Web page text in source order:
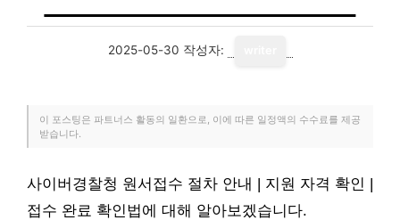
2025-05-30 작성자:
이 포스팅은 파트너스 활동의 일환으로, 이에 따른 일정액의 수수료를 제공
받습니다.
사이버경찰청 원서접수 절차 안내 | 지원 자격 확인 |
접수 완료 확인법에 대해 알아보겠습니다.